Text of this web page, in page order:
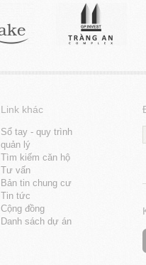
Link khác
Sổ tay - quy trình
quản lý
Tìm kiếm căn hộ
Tư vấn
Bản tin chung cư
Tin tức
Cộng đồng
Danh sách dự án